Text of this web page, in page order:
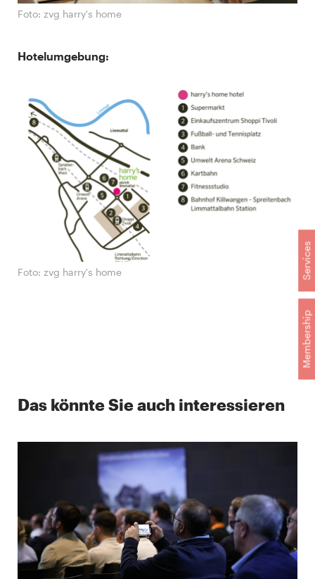
Membership
Services
Foto: zvg harry's home
Hotelumgebung:
Foto: zvg harry's home
Das könnte Sie auch interessieren